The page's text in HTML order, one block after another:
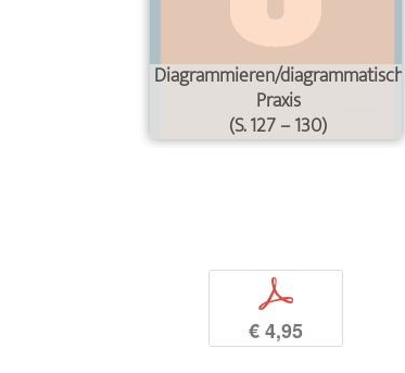
Diagrammieren/diagrammatische
Praxis
(S. 127 – 130)
p
€ 4,95